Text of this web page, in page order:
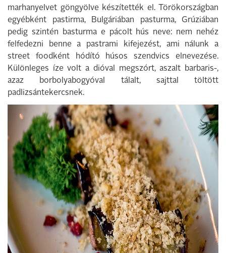
marhanyelvet göngyölve készítették el. Törökországban
egyébként pastirma, Bulgáriában pasturma, Grúziában
pedig szintén basturma e pácolt hús neve: nem nehéz
felfedezni benne a pastrami kifejezést, ami nálunk a
street foodként hódító húsos szendvics elnevezése.
Különleges íze volt a dióval megszórt, aszalt barbaris-,
azaz borbolyabogyóval tálalt, sajttal töltött
padlizsántekercsnek.